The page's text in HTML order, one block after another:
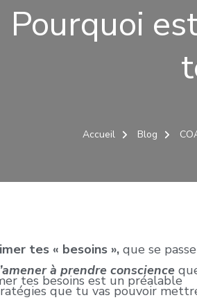
Pourquoi
Accueil Blog
tes « besoins », que se
à prendre conscience
tes besoins est un préalable
que tu vas pouvoir